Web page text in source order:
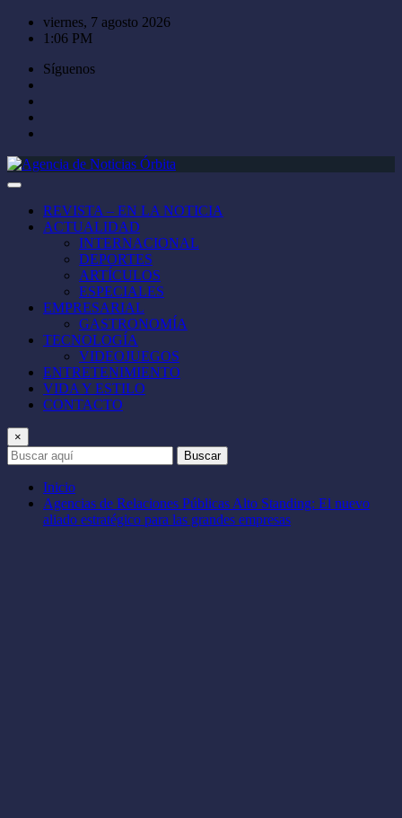
Saltar
viernes, 7 agosto 2026
1:06 PM
Síguenos
REVISTA – EN LA NOTICIA
ACTUALIDAD
INTERNACIONAL
DEPORTES
ARTÍCULOS
ESPECIALES
EMPRESARIAL
GASTRONOMÍA
TECNOLOGÍA
VIDEOJUEGOS
ENTRETENIMIENTO
VIDA Y ESTILO
CONTACTO
×
Buscar
Inicio
Agencias de Relaciones Públicas Alto Standing: El nuevo
aliado estratégico para las grandes empresas